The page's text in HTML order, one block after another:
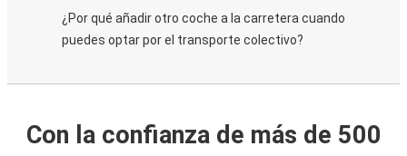
¿Por qué añadir otro coche a la carretera cuando
puedes optar por el transporte colectivo?
Con la confianza de más de 500